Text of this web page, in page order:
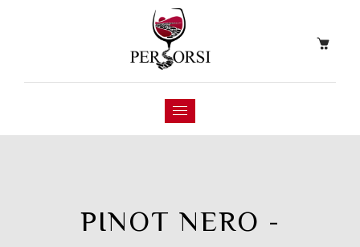
PINOT NERO -